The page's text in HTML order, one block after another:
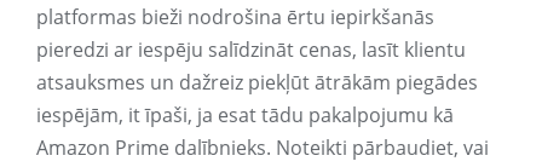
platformas bieži nodrošina ērtu iepirkšanās
pieredzi ar iespēju salīdzināt cenas, lasīt klientu
atsauksmes un dažreiz piekļūt ātrākām piegādes
iespējām, it īpaši, ja esat tādu pakalpojumu kā
Amazon Prime dalībnieks. Noteikti pārbaudiet, vai